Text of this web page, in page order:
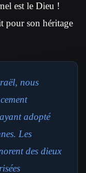
est le Dieu !
pour son héritage
nous
adopté
Les
des dieux